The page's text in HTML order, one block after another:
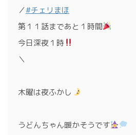
／#チェリまほ
第１１話まであと１時間
今日深夜１時
＼
木曜は夜ふかし
うどんちゃん暖かそうです